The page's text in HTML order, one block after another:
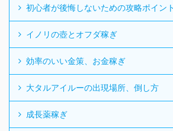
初心者が後悔しないための攻略ポイント
イノリの壺とオフダ稼ぎ
効率のいい金策、お金稼ぎ
大タルアイルーの出現場所、倒し方
成長薬稼ぎ